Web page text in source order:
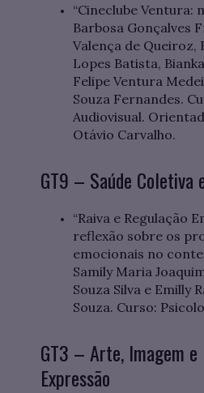
“Cineclube Ventura:
Barbosa Gonçalves
Valença de Queiroz,
Lopes Batista,
Felipe Ventura
Souza Fernandes.
Audiovisual.
Otávio Carvalho.
GT9 – Saúde Coletiva
“Raiva e Regulação
reflexão sobre os
emocionais no
Samily Maria
Souza Silva e Emilly
Souza. Curso:
GT3 – Arte, Imagem e
Expressão